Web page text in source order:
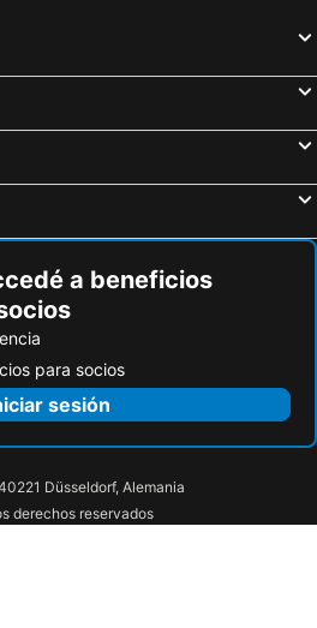
a beneficios
para socios
sesión
Düsseldorf, Alemania
derechos reservados